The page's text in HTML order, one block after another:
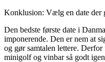
Konklusion: Vælg en date der
Den bedste første date i
imponerende. Den er nem at
og gør samtalen lettere.
minigolf og vinbar så godt